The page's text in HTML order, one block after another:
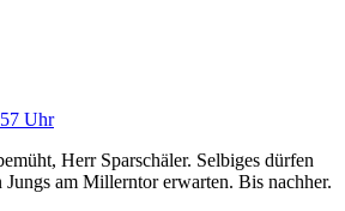
Uhr
Herr Sparschäler. Selbiges dürfen
am Millerntor erwarten. Bis nachher.